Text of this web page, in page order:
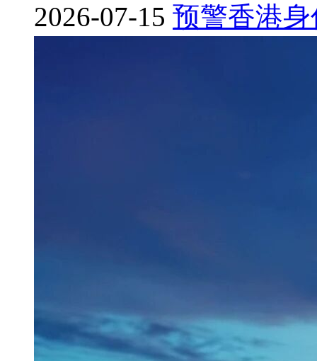
2026-07-15 预警香港